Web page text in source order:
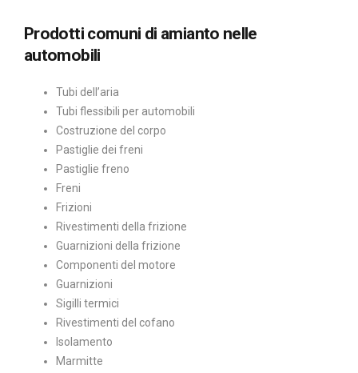
Prodotti comuni di amianto nelle
automobili
Tubi dell’aria
Tubi flessibili per automobili
Costruzione del corpo
Pastiglie dei freni
Pastiglie freno
Freni
Frizioni
Rivestimenti della frizione
Guarnizioni della frizione
Componenti del motore
Guarnizioni
Sigilli termici
Rivestimenti del cofano
Isolamento
Marmitte